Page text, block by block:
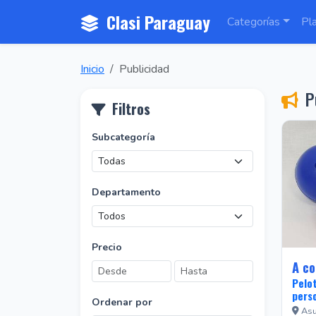
Clasi Paraguay Categorías
Inicio Publicidad
Filtros
Subcategoría
Departamento
Precio
Ordenar por
A